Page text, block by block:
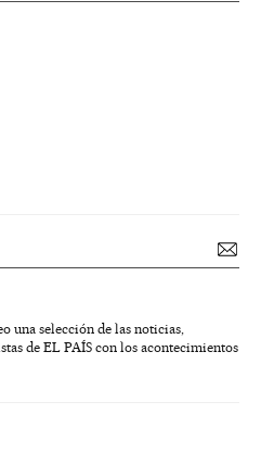
una selección de las noticias,
de EL PAÍS con los acontecimientos